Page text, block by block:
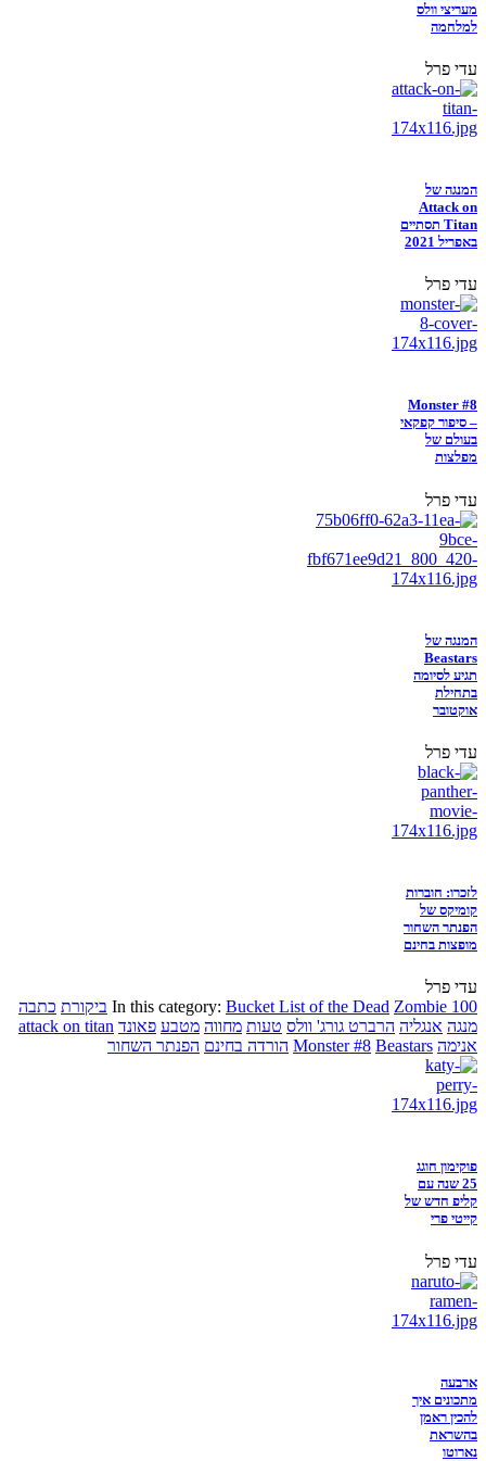
מעריצי וולס
למלחמה
עדי פרל
המנגה של
Attack on
Titan תסתיים
באפריל 2021
עדי פרל
Monster #8
– סיפור קפקאי
בעולם של
מפלצות
עדי פרל
המנגה של
Beastars
תגיע לסיומה
בתחילת
אוקטובר
עדי פרל
לזכרו: חוברות
קומיקס של
הפנתר השחור
מופצות בחינם
עדי פרל
In this category: Bucket List of the Dead Zombie 100 ביקורת כתבה
מנגה אנגליה הרברט גורג' וולס טעות מחווה מטבע פאונד attack on titan
אנימה
Monster #8 Beastars הורדה בחינם הפנתר השחור
פוקימון חוגג
25 שנה עם
קליפ חדש של
קייטי פרי
עדי פרל
ארבעה
מתכונים איך
להכין ראמן
בהשראת
נארוטו